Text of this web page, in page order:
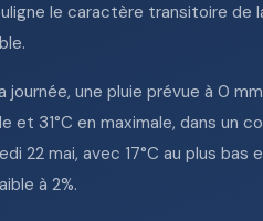
le caractère transitoire de
une pluie prévue à 0
et 31°C en maximale, dans un
22 mai, avec 17°C au plus bas
à 2%.